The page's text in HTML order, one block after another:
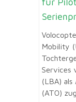
Mobility
Services
(LBA) als
(ATO)